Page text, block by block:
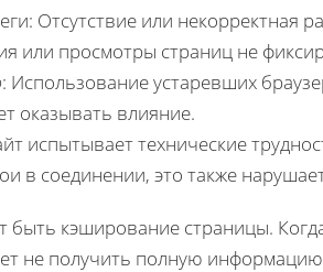
Отсутствие или некорректная
или просмотры страниц не
: Использование устаревших
оказывать влияние.
испытывает технические
в соединении, это также
быть кэширование страницы.
не получить полную